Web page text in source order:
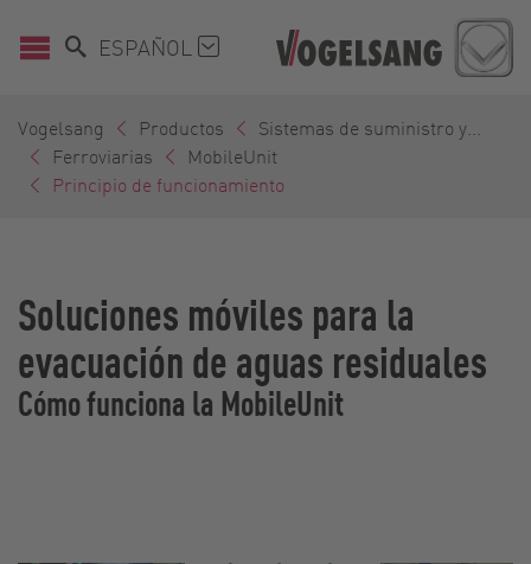
ESPAÑOL
Vogelsang Productos
Sistemas de suministro y...
Ferroviarias
MobileUnit
Principio de funcionamiento
Soluciones móviles para la
evacuación de aguas residuales
Cómo funciona la MobileUnit